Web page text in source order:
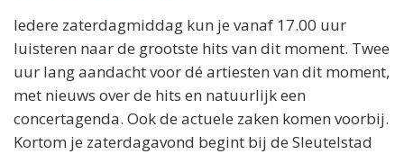
Iedere zaterdagmiddag kun je vanaf 17.00 uur
luisteren naar de grootste hits van dit moment. Twee
uur lang aandacht voor dé artiesten van dit moment,
met nieuws over de hits en natuurlijk een
concertagenda. Ook de actuele zaken komen voorbij.
Kortom je zaterdagavond begint bij de Sleutelstad